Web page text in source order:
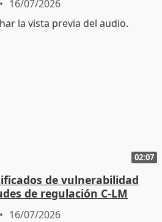
16/07/2026
02:07
de vulnerabilidad
de regulación C-LM
16/07/2026